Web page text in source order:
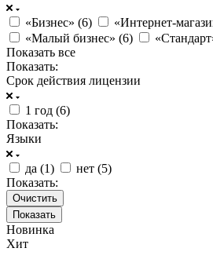
«Бизнес» (6) «Интернет-
«Малый бизнес» (6)
Показать все
Показать:
Срок действия лицензии
1 год (6)
Показать:
Языки
да (1) нет (5)
Показать:
Очистить
Новинка
Хит